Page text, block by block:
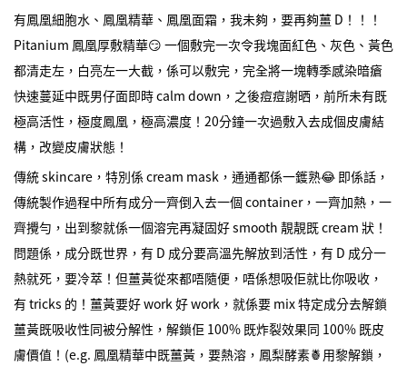
有鳳凰細胞水、鳳凰精華、鳳凰面霜，我未夠，要再夠薑 D！！！
Pitanium 鳳凰厚敷精華😏 一個敷完一次令我塊面紅色、灰色、黃色
都清走左，白亮左一大截，係可以敷完，完全將一塊轉季感染暗瘡
快速蔓延中既男仔面即時 calm down，之後痘痘謝晒，前所未有既
極高活性，極度鳳凰，極高濃度！20分鐘一次過敷入去成個皮膚結
構，改變皮膚狀態！
傳統 skincare，特別係 cream mask，通通都係一鑊熟😂 即係話，
傳統製作過程中所有成分一齊倒入去一個 container，一齊加熱，一
齊攪勻，出到黎就係一個溶完再凝固好 smooth 靚靚既 cream 狀！
問題係，成分既世界，有 D 成分要高溫先解放到活性，有 D 成分一
熱就死，要冷萃！但薑黃從來都唔隨便，唔係想吸佢就比你吸收，
有 tricks 的！薑黃要好 work 好 work，就係要 mix 特定成分去解鎖
薑黃既吸收性同被分解性，解鎖佢 100% 既炸裂效果同 100% 既皮
膚價值！(e.g. 鳳凰精華中既薑黃，要熱溶，鳳梨酵素🍍用黎解鎖，